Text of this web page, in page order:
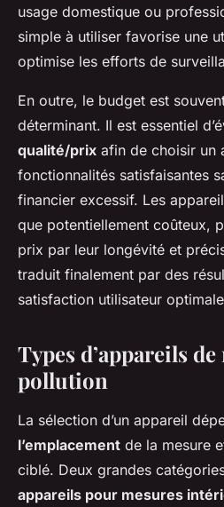
usage domestique ou
simple à utiliser favorise une
optimise les efforts de
En outre, le budget est
déterminant. Il est essentiel
qualité/prix afin de choisir un
fonctionnalités satisfaisantes
financier excessif. Les
que potentiellement coûteux,
prix par leur longévité et
traduit finalement par des
satisfaction utilisateur
Types d’appareils
pollution
La sélection d’un appareil
l’emplacement de la mesure
ciblé. Deux grandes
appareils pour mesures